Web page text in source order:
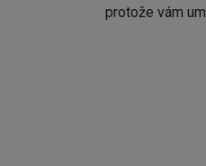
protože vám